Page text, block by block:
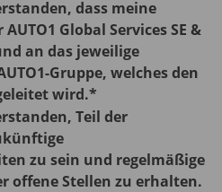
dass meine
Global Services SE &
an das jeweilige
Gruppe, welches den
wird.*
Teil der
zu sein und regelmäßige
offene Stellen zu erhalten.